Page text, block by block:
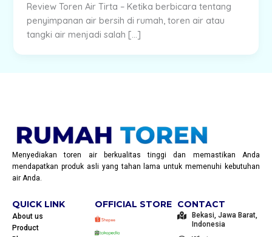
Review Toren Air Tirta – Ketika berbicara tentang
penyimpanan air bersih di rumah, toren air atau
tangki air menjadi salah […]
Menyediakan toren air berkualitas tinggi dan memastikan Anda
mendapatkan produk asli yang tahan lama untuk memenuhi kebutuhan
air Anda.
QUICK LINK
About us
Product
OFFICIAL STORE CONTACT
Bekasi, Jawa Barat,
Indonesia